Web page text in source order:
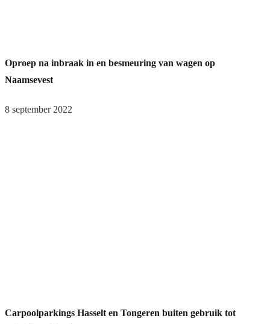
Oproep na inbraak in en besmeuring van wagen op
Naamsevest
8 september 2022
Carpoolparkings Hasselt en Tongeren buiten gebruik tot